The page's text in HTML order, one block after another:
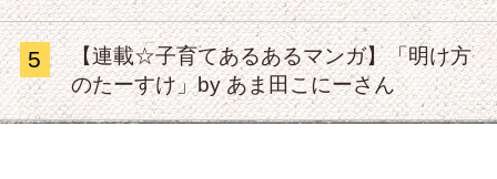
5
【連載☆子育てあるあるマンガ】「明け方
のたーすけ」by あま田こにーさん